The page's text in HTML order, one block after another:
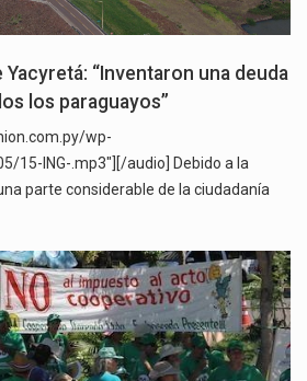
“Inventaron una deuda
los paraguayos”
wp-
15-ING-.mp3"][/audio] Debido a la
parte considerable de la ciudadanía